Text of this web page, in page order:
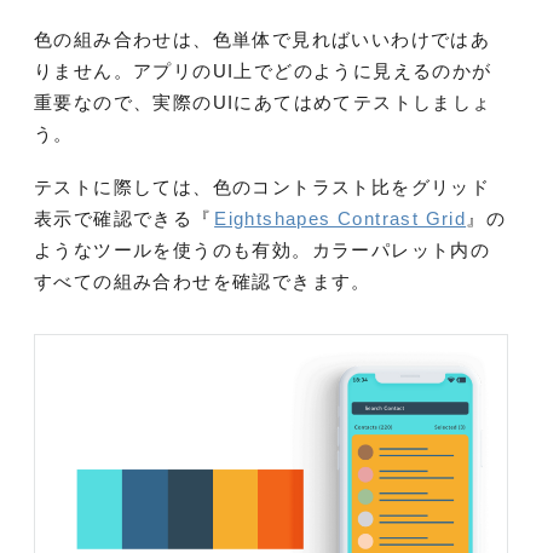
色の組み合わせは、色単体で見ればいいわけではあ
りません。アプリのUI上でどのように見えるのかが
重要なので、実際のUIにあてはめてテストしましょ
う。
テストに際しては、色のコントラスト比をグリッド
表示で確認できる『 Eightshapes Contrast Grid 』の
ようなツールを使うのも有効。カラーパレット内の
すべての組み合わせを確認できます。